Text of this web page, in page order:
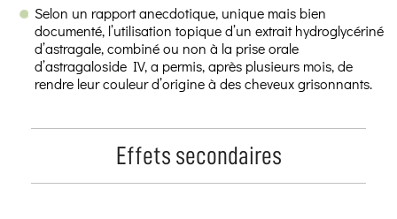
Selon un rapport anecdotique, unique mais bien
documenté, l’utilisation topique d’un extrait hydroglycériné
d’astragale, combiné ou non à la prise orale
d’astragaloside IV, a permis, après plusieurs mois, de
rendre leur couleur d’origine à des cheveux grisonnants.
Effets secondaires